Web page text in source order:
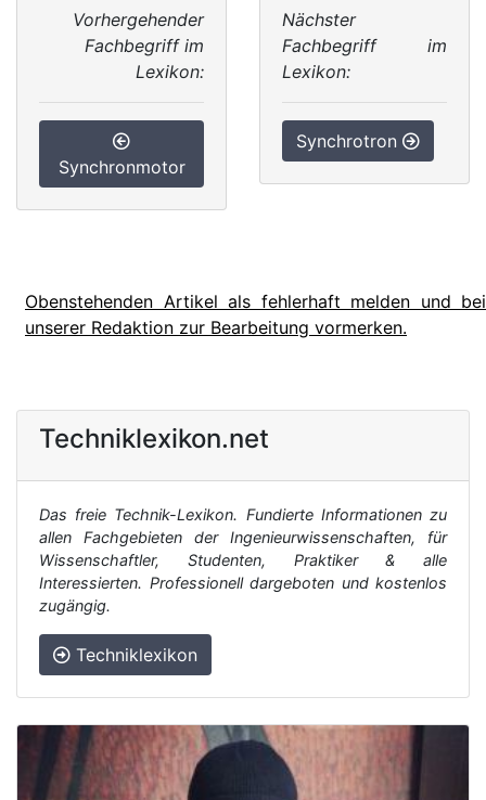
Vorhergehender
Fachbegriff im
Lexikon:
Synchronmotor
Nächster
Fachbegriff im
Lexikon:
Synchrotron
Obenstehenden Artikel als fehlerhaft melden und bei
unserer Redaktion zur Bearbeitung vormerken.
Techniklexikon.net
Das freie Technik-Lexikon. Fundierte Informationen zu
allen Fachgebieten der Ingenieurwissenschaften, für
Wissenschaftler, Studenten, Praktiker & alle
Interessierten. Professionell dargeboten und kostenlos
zugängig.
Techniklexikon